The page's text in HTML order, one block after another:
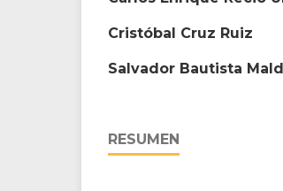
Cristóbal Cruz Ruiz
Salvador Bautista
RESUMEN